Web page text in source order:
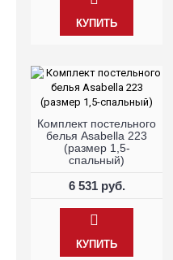
КУПИТЬ
Комплект постельного
белья Asabella 223
(размер 1,5-
спальный)
6 531 руб.
КУПИТЬ